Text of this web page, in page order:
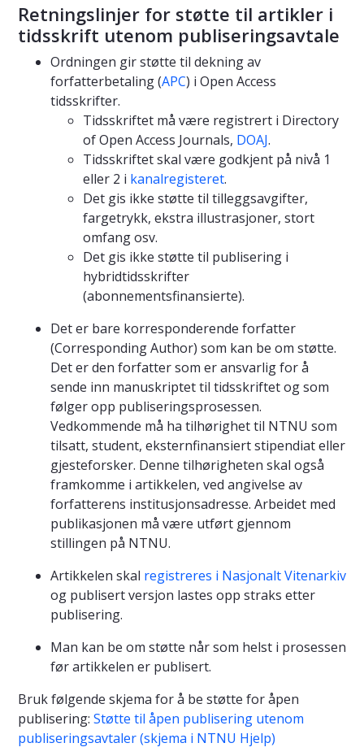
Retningslinjer for støtte til artikler i
tidsskrift utenom publiseringsavtale
Ordningen gir støtte til dekning av
forfatterbetaling (APC) i Open Access
tidsskrifter.
Tidsskriftet må være registrert i Directory
of Open Access Journals, DOAJ.
Tidsskriftet skal være godkjent på nivå 1
eller 2 i kanalregisteret.
Det gis ikke støtte til tilleggsavgifter,
fargetrykk, ekstra illustrasjoner, stort
omfang osv.
Det gis ikke støtte til publisering i
hybridtidsskrifter
(abonnementsfinansierte).
Det er bare korresponderende forfatter
(Corresponding Author) som kan be om støtte.
Det er den forfatter som er ansvarlig for å
sende inn manuskriptet til tidsskriftet og som
følger opp publiseringsprosessen.
Vedkommende må ha tilhørighet til NTNU som
tilsatt, student, eksternfinansiert stipendiat eller
gjesteforsker. Denne tilhørigheten skal også
framkomme i artikkelen, ved angivelse av
forfatterens institusjonsadresse. Arbeidet med
publikasjonen må være utført gjennom
stillingen på NTNU.
Artikkelen skal registreres i Nasjonalt Vitenarkiv
og publisert versjon lastes opp straks etter
publisering.
Man kan be om støtte når som helst i prosessen
før artikkelen er publisert.
Bruk følgende skjema for å be støtte for åpen
publisering: Støtte til åpen publisering utenom
publiseringsavtaler (skjema i NTNU Hjelp)